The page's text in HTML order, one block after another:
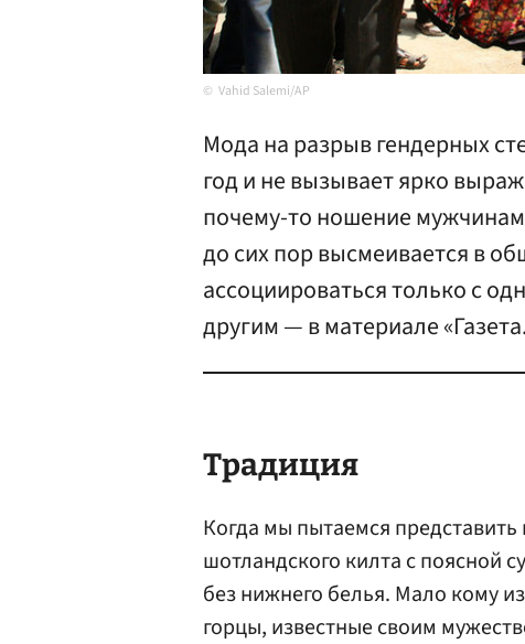
Vahid Salemi/AP
Мода на разрыв гендерных
год и не вызывает ярко
почему-то ношение
до сих пор высмеивается в
ассоциироваться только с
другим — в материале
Традиция
Когда мы пытаемся
шотландского килта с поясной
без нижнего белья. Мало кому
горцы, известные своим